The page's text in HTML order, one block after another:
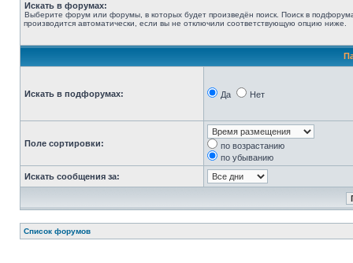
Искать в форумах:
Выберите форум или форумы, в которых будет произведён поиск. Поиск в
производится автоматически, если вы не отключили соответствующую опцию ниже.
Искать в подфорумах: Да Нет
Поле сортировки:
по возрастанию
по убыванию
Искать сообщения за:
Список форумов